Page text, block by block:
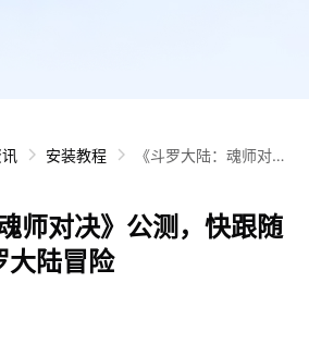
安装教程
《斗罗大陆：魂师对
师对决》公测，快跟随
大陆冒险